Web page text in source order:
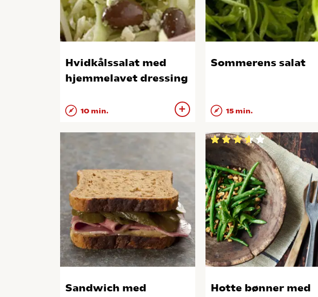
Hvidkålssalat med
hjemmelavet dressing
10 min.
Sommerens salat
15 min.
Sandwich med
Hotte bønner med